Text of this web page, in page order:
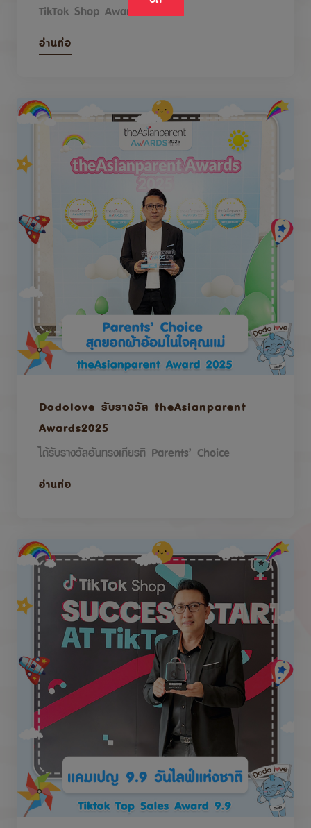
TikTok Shop Awards 2026
อ่านต่อ
Dodolove รับรางวัล theAsianparent
Awards2025
ได้รับรางวัลอันทรงเกียรติ Parents’ Choice
อ่านต่อ